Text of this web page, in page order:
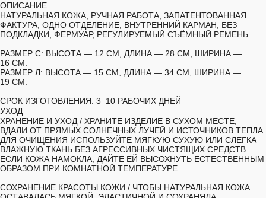
ОПИСАНИЕ
НАТУРАЛЬНАЯ КОЖА, РУЧНАЯ РАБОТА, ЗАПАТЕНТОВАННАЯ
ФАКТУРА, ОДНО ОТДЕЛЕНИЕ, ВНУТРЕННИЙ КАРМАН, БЕЗ
ПОДКЛАДКИ, ФЕРМУАР, РЕГУЛИРУЕМЫЙ СЪЁМНЫЙ РЕМЕНЬ.
РАЗМЕР С: ВЫСОТА — 12 СМ, ДЛИНА — 28 СМ, ШИРИНА —
16 СМ.
РАЗМЕР Л: ВЫСОТА — 15 СМ, ДЛИНА — 34 СМ, ШИРИНА —
19 СМ.
СРОК ИЗГОТОВЛЕНИЯ: 3−10 РАБОЧИХ ДНЕЙ
УХОД
ХРАНЕНИЕ И УХОД / ХРАНИТЕ ИЗДЕЛИЕ В СУХОМ МЕСТЕ,
ВДАЛИ ОТ ПРЯМЫХ СОЛНЕЧНЫХ ЛУЧЕЙ И ИСТОЧНИКОВ ТЕПЛА.
ДЛЯ ОЧИЩЕНИЯ ИСПОЛЬЗУЙТЕ МЯГКУЮ СУХУЮ ИЛИ СЛЕГКА
ВЛАЖНУЮ ТКАНЬ БЕЗ АГРЕССИВНЫХ ЧИСТЯЩИХ СРЕДСТВ.
ЕСЛИ КОЖА НАМОКЛА, ДАЙТЕ ЕЙ ВЫСОХНУТЬ ЕСТЕСТВЕННЫМ
ОБРАЗОМ ПРИ КОМНАТНОЙ ТЕМПЕРАТУРЕ.
СОХРАНЕНИЕ КРАСОТЫ КОЖИ / ЧТОБЫ НАТУРАЛЬНАЯ КОЖА